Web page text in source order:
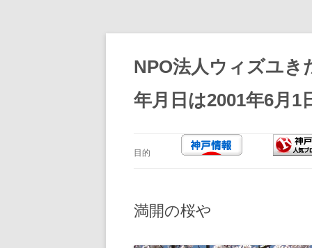
ン
ツ
ス
キ
NPO法人ウィズユき
年月日は2001年6月1
目的
満開の桜や